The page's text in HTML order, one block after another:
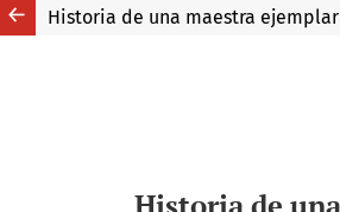
Historia de una maestra ejemplar